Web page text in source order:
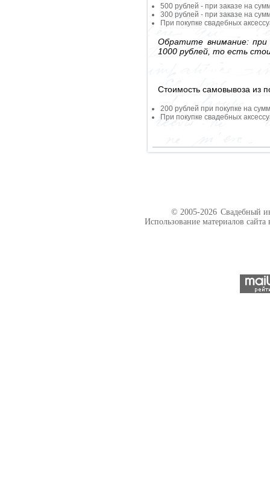
500 рублей - при заказе на
300 рублей - при заказе на
При покупке свадебных
Обратите внимание: при
1000 рублей, то есть
Стоимость самовывоза из
200 рублей при покупке на
При покупке свадебных
© 2005-2026 Свадебный
Использование материалов